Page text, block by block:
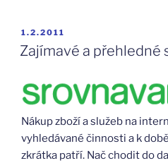
PUBLIKOVÁNO
1.2.2011
Zajímavé a přehledné
Nákup zboží a služeb na
vyhledávané činnosti a k
zkrátka patří. Nač chodit do